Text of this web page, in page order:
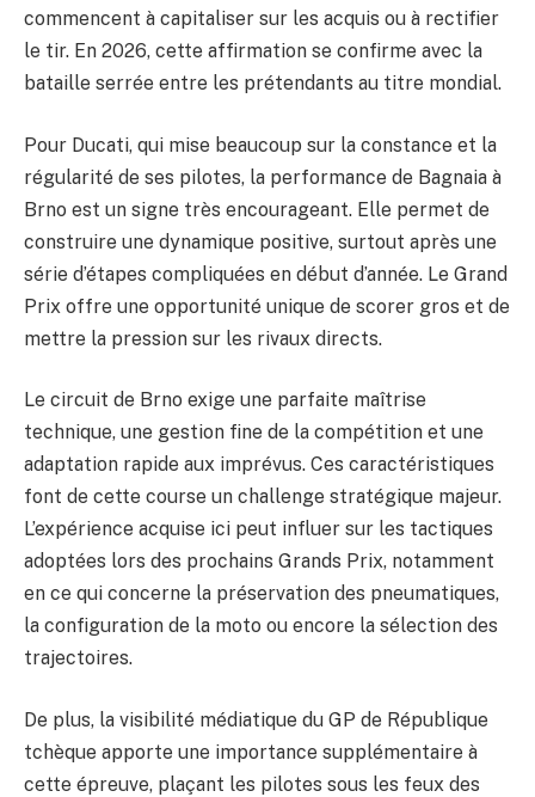
commencent à capitaliser sur les acquis ou à rectifier
le tir. En 2026, cette affirmation se confirme avec la
bataille serrée entre les prétendants au titre mondial.
Pour Ducati, qui mise beaucoup sur la constance et la
régularité de ses pilotes, la performance de Bagnaia à
Brno est un signe très encourageant. Elle permet de
construire une dynamique positive, surtout après une
série d’étapes compliquées en début d’année. Le Grand
Prix offre une opportunité unique de scorer gros et de
mettre la pression sur les rivaux directs.
Le circuit de Brno exige une parfaite maîtrise
technique, une gestion fine de la compétition et une
adaptation rapide aux imprévus. Ces caractéristiques
font de cette course un challenge stratégique majeur.
L’expérience acquise ici peut influer sur les tactiques
adoptées lors des prochains Grands Prix, notamment
en ce qui concerne la préservation des pneumatiques,
la configuration de la moto ou encore la sélection des
trajectoires.
De plus, la visibilité médiatique du GP de République
tchèque apporte une importance supplémentaire à
cette épreuve, plaçant les pilotes sous les feux des